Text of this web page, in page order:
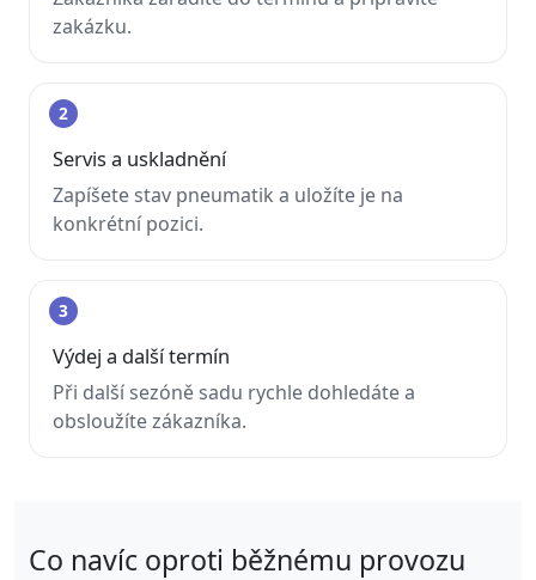
zakázku.
2
Servis a uskladnění
Zapíšete stav pneumatik a uložíte je na
konkrétní pozici.
3
Výdej a další termín
Při další sezóně sadu rychle dohledáte a
obsloužíte zákazníka.
Co navíc oproti běžnému provozu